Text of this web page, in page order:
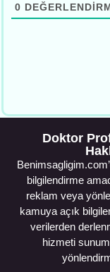
0
Doktor
bilgilendirme
reklam veya
kamuya açık
verilerden
hizmeti